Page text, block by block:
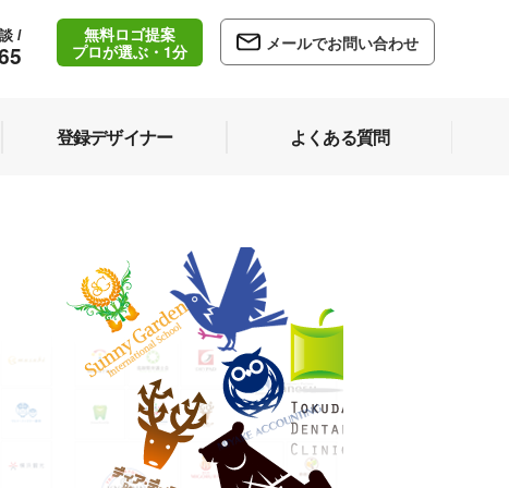
/
無料ロゴ提案
プロが選ぶ・1分
メールでお問い合わせ
登録デザイナー よくある質問